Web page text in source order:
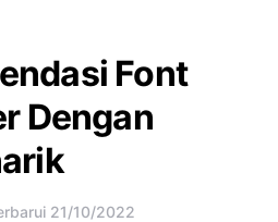
Font
Dengan
21/10/2022